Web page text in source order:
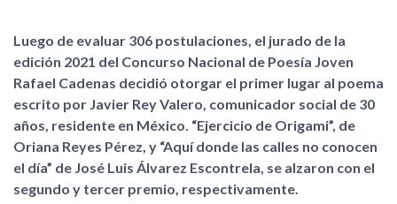
Luego de evaluar 306 postulaciones, el jurado de la
edición 2021 del Concurso Nacional de Poesía Joven
Rafael Cadenas decidió otorgar el primer lugar al poema
escrito por Javier Rey Valero, comunicador social de 30
años, residente en México. “Ejercicio de Origami”, de
Oriana Reyes Pérez, y “Aquí donde las calles no conocen
el día” de José Luis Álvarez Escontrela, se alzaron con el
segundo y tercer premio, respectivamente.